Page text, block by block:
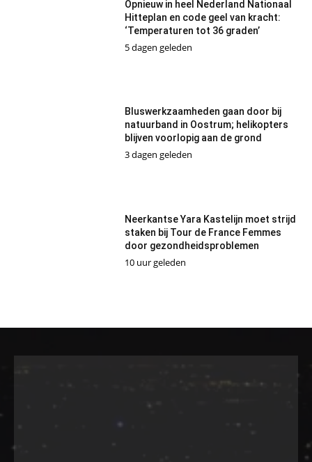
Opnieuw in heel Nederland Nationaal
Hitteplan en code geel van kracht:
‘Temperaturen tot 36 graden’
5 dagen geleden
Bluswerkzaamheden gaan door bij
natuurband in Oostrum; helikopters
blijven voorlopig aan de grond
3 dagen geleden
Neerkantse Yara Kastelijn moet strijd
staken bij Tour de France Femmes
door gezondheidsproblemen
10 uur geleden